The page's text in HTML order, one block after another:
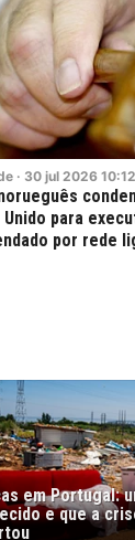
· 30 jul 2026 10:12
Unido para
por rede
em Portugal:
e que a